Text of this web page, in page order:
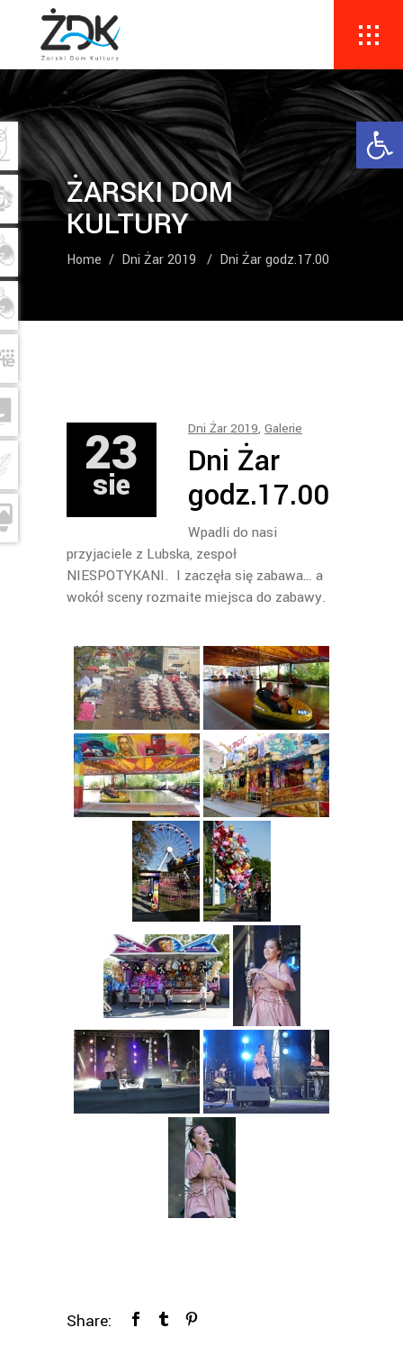
ŻARSKI DOM
KULTURY
Home / Dni Żar 2019 / Dni Żar godz.17.00
23
sie
Dni Żar 2019, Galerie
Dni Żar
godz.17.00
Wpadli do nasi
przyjaciele z Lubska, zespoł
NIESPOTYKANI. I zaczęła się zabawa… a
wokół sceny rozmaite miejsca do zabawy.
Share: